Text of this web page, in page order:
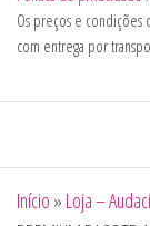
Os preços e condições
com entrega por
Início » Loja –